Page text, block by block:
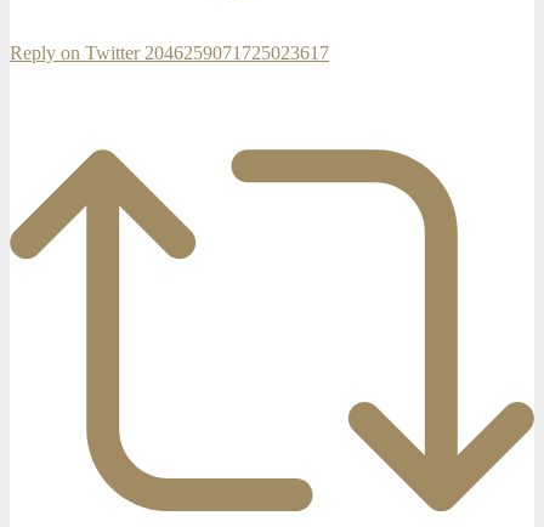
Reply on Twitter 2046259071725023617